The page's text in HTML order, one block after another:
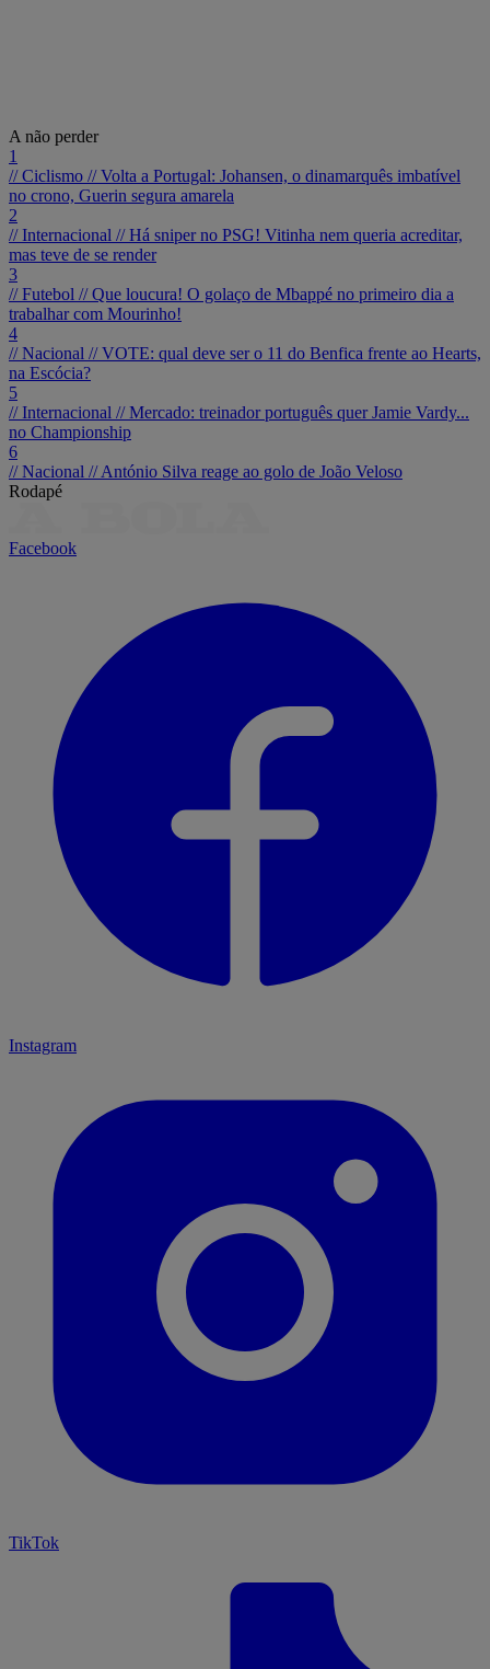
A não perder
1
// Ciclismo //Volta a Portugal: Johansen, o dinamarquês imbatível
no crono, Guerin segura amarela
2
// Internacional //Há sniper no PSG! Vitinha nem queria acreditar,
mas teve de se render
3
// Futebol //Que loucura! O golaço de Mbappé no primeiro dia a
trabalhar com Mourinho!
4
// Nacional //VOTE: qual deve ser o 11 do Benfica frente ao Hearts,
na Escócia?
5
// Internacional //Mercado: treinador português quer Jamie Vardy...
no Championship
6
// Nacional //António Silva reage ao golo de João Veloso
Rodapé
Facebook
Instagram
TikTok